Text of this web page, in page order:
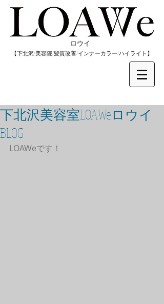
​ロウイ
​【下北沢/美容院/髪質改善/インナーカラー/​ハイライト】
下北沢美容室LOAWeロウイ
BLOG
LOAWeです！